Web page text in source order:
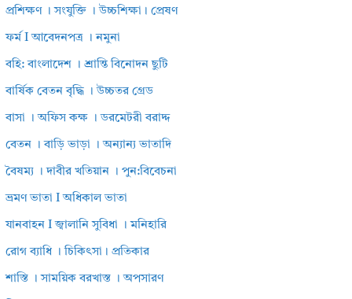
প্রশিক্ষণ । সংযুক্তি । উচ্চশিক্ষা। প্রেষণ
ফর্ম I আবেদনপত্র । নমুনা
বহি: বাংলাদেশ । শ্রান্তি বিনোদন ছুটি
বার্ষিক বেতন বৃদ্ধি । উচ্চতর গ্রেড
বাসা । অফিস কক্ষ । ডরমেটরী বরাদ্দ
বেতন । বাড়ি ভাড়া । অন্যান্য ভাতাদি
বৈষম্য । দাবীর খতিয়ান । পুন:বিবেচনা
ভ্রমণ ভাতা I অধিকাল ভাতা
যানবাহন I জ্বালানি সুবিধা । মনিহারি
রোগ ব্যাধি । চিকিৎসা। প্রতিকার
শাস্তি । সাময়িক বরখাস্ত । অপসারণ